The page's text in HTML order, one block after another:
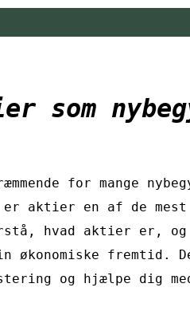
som
for mange
aktier en af de mest
hvad aktier er,
økonomiske fremtid.
og hjælpe dig